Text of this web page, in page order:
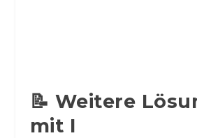
📝 Weitere
mit I